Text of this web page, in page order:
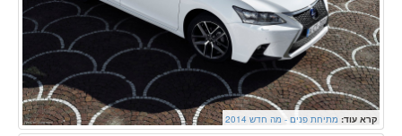
קרא עוד: מתיחת פנים - מה חדש 2014